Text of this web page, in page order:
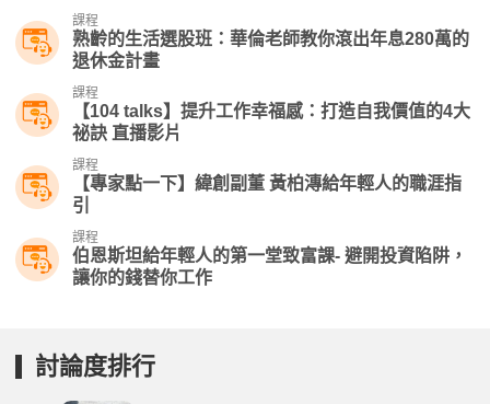
課程
熟齡的生活選股班：華倫老師教你滾出年息280萬的
退休金計畫
課程
【104 talks】提升工作幸福感：打造自我價值的4大
祕訣 直播影片
課程
【專家點一下】緯創副董 黃柏漙給年輕人的職涯指
引
課程
伯恩斯坦給年輕人的第一堂致富課- 避開投資陷阱，
讓你的錢替你工作
討論度排行